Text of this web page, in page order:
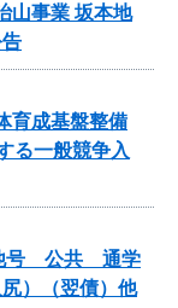
山事業 坂本地
育成基盤整備
る一般競争入
他号 公共 通学
）（翌債）他